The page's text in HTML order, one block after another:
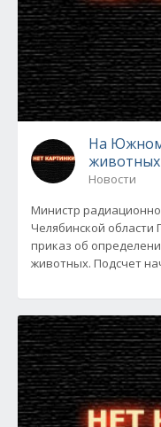
На Южном
животных
Новости
Министр
Челябинской области
приказ об
животных. Подсчет